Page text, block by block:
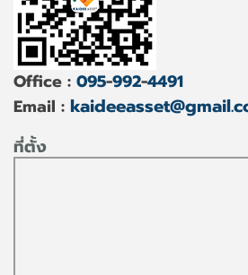
Office : 095-992-4491
Email :
ที่ตั้ง